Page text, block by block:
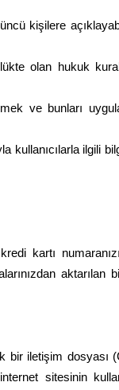
kişilere
olan hukuk
ve bunları
kullanıcılarla ilgili
kartı
aktarılan
bir iletişim dosyası
sitesinin